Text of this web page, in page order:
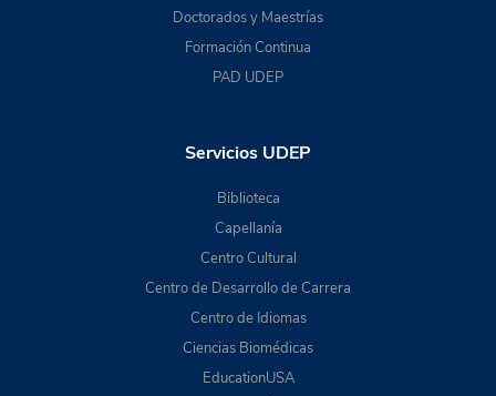
Doctorados y Maestrías
Formación Continua
PAD UDEP
Servicios UDEP
Biblioteca
Capellanía
Centro Cultural
Centro de Desarrollo de Carrera
Centro de Idiomas
Ciencias Biomédicas
EducationUSA